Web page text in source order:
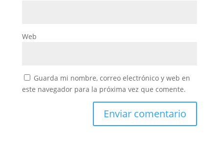
Web
Guarda mi nombre, correo electrónico y web en
este navegador para la próxima vez que comente.